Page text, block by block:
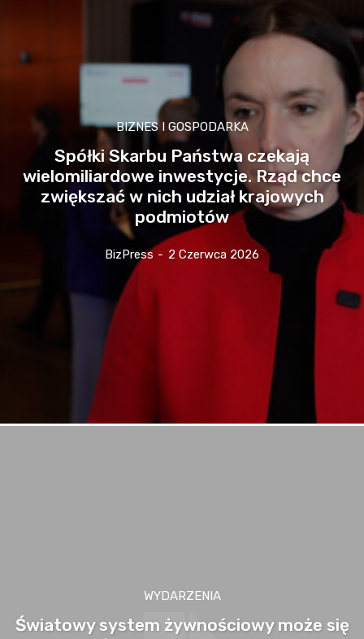
BIZNES I GOSPODARKA
Spółki Skarbu Państwa czekają
wielomiliardowe inwestycje. Rząd chce
zwiększać w nich udział krajowych
podmiotów
BizPress - 2 Czerwca 2026
WYDARZENIA
Światowy system żywnościowy może się